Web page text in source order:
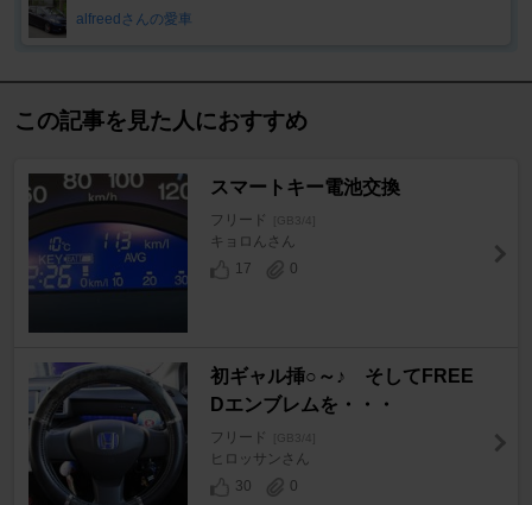
alfreedさんの愛車
この記事を見た人におすすめ
スマートキー電池交換
フリード [GB3/4]
キョロんさん
17
0
初ギャル挿○～♪ そしてFREE
Dエンブレムを・・・
フリード [GB3/4]
ヒロッサンさん
30
0